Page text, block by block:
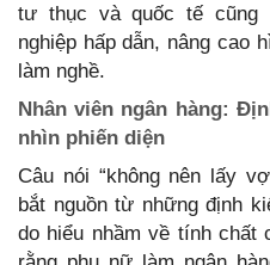
tư thục và quốc tế cũng
nghiệp hấp dẫn, nâng cao
làm nghề.
Nhân viên ngân hàng:
nhìn phiến diện
Câu nói “không nên lấy
bắt nguồn từ những định
do hiểu nhầm về tính chất